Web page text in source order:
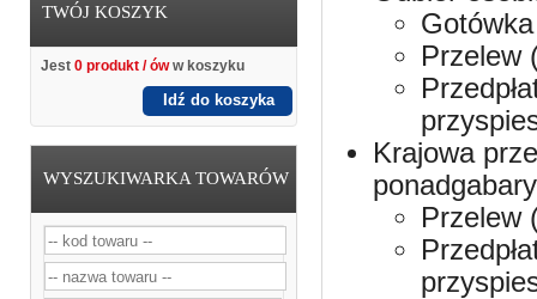
TWÓJ KOSZYK
Jest 0 produkt / óww koszyku
Idź do koszyka
WYSZUKIWARKA TOWARÓW
Przelew
Krajowa
Przelew